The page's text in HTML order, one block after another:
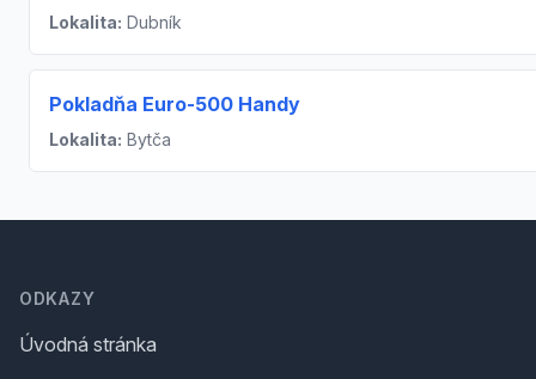
Lokalita: Dubník
Pokladňa Euro-500 Handy
Lokalita: Bytča
ODKAZY
Úvodná stránka